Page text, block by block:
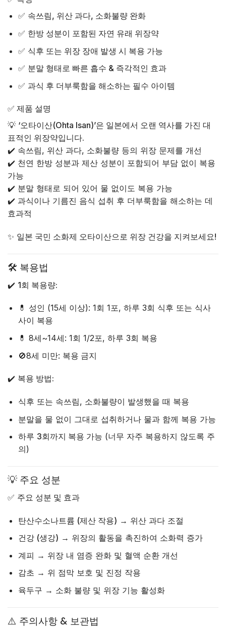
✅ 속쓰림, 위산 과다, 소화불량 완화
✅ 한방 성분이 포함된 자연 유래 위장약
✅ 식후 또는 위장 장애 발생 시 복용 가능
✅ 분말 형태로 빠른 흡수 & 즉각적인 효과
✅ 과식 후 더부룩함을 해소하는 필수 아이템
✅ 제품 설명
💡 ‘오타이산(Ohta Isan)’은 일본에서 오랜 역사를 가진 대
표적인 위장약입니다.
✔️ 속쓰림, 위산 과다, 소화불량 등의 위장 문제를 개선
✔️ 천연 한방 성분과 제산 성분이 포함되어 부담 없이 복용
가능
✔️ 분말 형태로 되어 있어 물 없이도 복용 가능
✔️ 과식이나 기름진 음식 섭취 후 더부룩함을 해소하는 데
효과적
✨ 일본 국민 소화제 오타이산으로 위장 건강을 지켜보세요!
🛠️ 복용법
✔️ 1회 복용량:
💊 성인 (15세 이상): 1회 1포, 하루 3회 식후 또는 식사
사이 복용
💊 8세~14세: 1회 1/2포, 하루 3회 복용
🚫8세 미만: 복용 금지
✔️ 복용 방법:
식후 또는 속쓰림, 소화불량이 발생했을 때 복용
분말을 물 없이 그대로 섭취하거나 물과 함께 복용 가능
하루 3회까지 복용 가능 (너무 자주 복용하지 않도록 주
의)
💡 주요 성분
✅ 주요 성분 및 효과
탄산수소나트륨 (제산 작용) → 위산 과다 조절
건강 (생강) → 위장의 활동을 촉진하여 소화력 증가
계피 → 위장 내 염증 완화 및 혈액 순환 개선
감초 → 위 점막 보호 및 진정 작용
육두구 → 소화 불량 및 위장 기능 활성화
⚠️ 주의사항 & 보관법